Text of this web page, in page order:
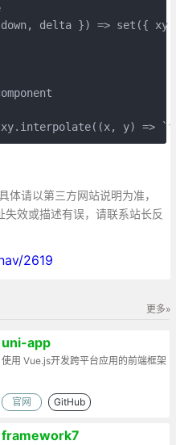
delta }) => set({
y) =>
请以第三方网站说明为准，
效或描述有误，请联系站长反
2619
更多»
uni-app
使用 Vue.js开发跨平台应用的前端框架
官网 GitHub
framework7